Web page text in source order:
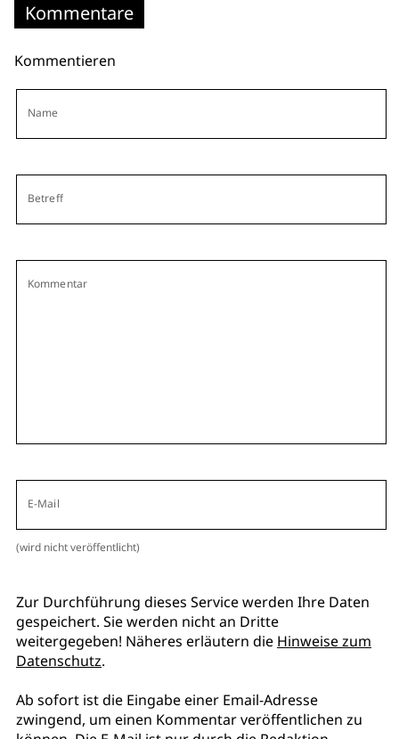
Kommentare
Kommentieren
Name
Betreff
Kommentar
E-Mail
(wird nicht veröffentlicht)
Zur Durchführung dieses Service werden Ihre Daten
gespeichert. Sie werden nicht an Dritte
weitergegeben! Näheres erläutern die Hinweise zum
Datenschutz.
Ab sofort ist die Eingabe einer Email-Adresse
zwingend, um einen Kommentar veröffentlichen zu